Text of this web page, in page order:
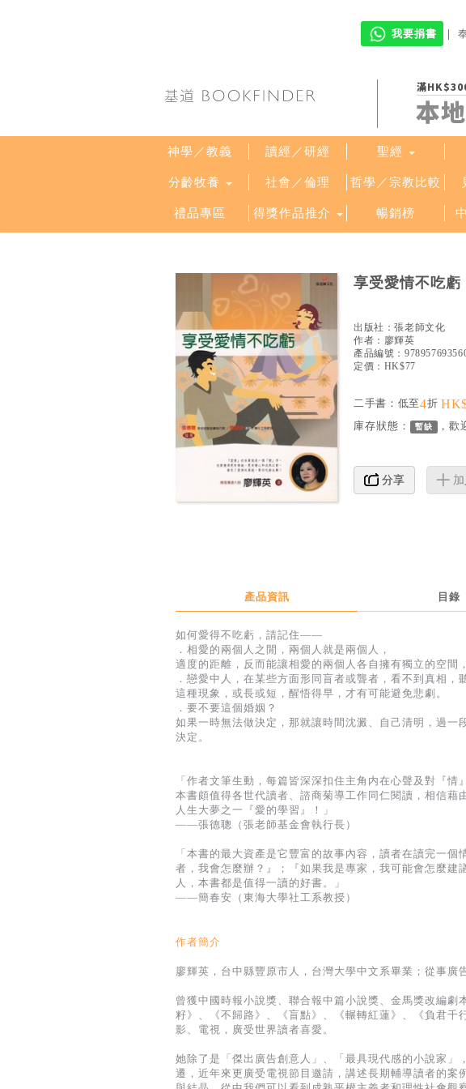
我要捐書 ｜
滿
本
神學／教義 讀經／研經 聖經
分齡牧養 社會／倫理 哲學／宗教比較
禮品專區 得獎作品推介 暢銷榜
享受愛情不吃虧
出版社：張老師文化
作者： 廖輝英
產品編號：
定價：HK$77
二手書：低至4折
庫存狀態： 暫缺 ，歡
分享 加
產品資訊 目錄
如何愛得不吃虧，請記住——
．相愛的兩個人之閒，兩個人就是兩個人，
適度的距離，反而能讓相愛的兩個人各自擁有獨立的空間
．戀愛中人，在某些方面形同盲者或聾者，看不到真相，
這種現象，或長或短，醒悟得早，才有可能避免悲劇。
．要不要這個婚姻？
如果一時無法做決定，那就讓時間沈澱、自己清明，過一
決定。
「作者文筆生動，每篇皆深深扣住主角内在心聲及對『
本書頗值得各世代讀者、諮商菊導工作同仁閱讀，相信
人生大夢之一『愛的學習』！」
——張德聰（張老師基金會執行長）
「本書的最大資產是它豐富的故事內容，讀者在讀完一
者，我會怎麼辦？』；『如果我是專家，我可能會怎麼
人，本書都是值得一讀的好書。」
——簡春安（東海大學社工系教授）
作者簡介
廖輝英，台中縣豐原市人，台灣大學中文系畢業；從事廣
曾獲中國時報小說獎、聯合報中篇小說獎、金馬獎改編
籽》、《不歸路》、《盲點》、《輾轉紅蓮》、《負君
影、電視，廣受世界讀者喜愛。
她除了是「傑出廣告創意人」、「最具現代感的小說家
遷，近年來更廣受電視節目邀請，講述長期輔導讀者的